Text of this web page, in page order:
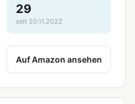
29
seit 20.11.2022
Auf Amazon ansehen